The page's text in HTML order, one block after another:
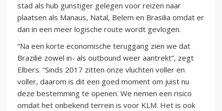
stad als hub gunstiger gelegen voor reizen naar
plaatsen als Manaus, Natal, Belem en Brasilia omdat er
dan in een meer logische route wordt gevlogen.
“Na een korte economische teruggang zien we dat
Brazilië zowel in- als outbound weer aantrekt”, zegt
Elbers. “Sinds 2017 zitten onze vluchten voller en
voller, daarom is dit een goed moment om juist nu
deze bestemming te openen. We nemen een risico
omdat het onbekend terrein is voor KLM. Het is ook